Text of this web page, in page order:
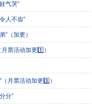
气哭”
人不齿”
”（加更）
票活动加更1️⃣）
（月票活动加更3️⃣）
分”